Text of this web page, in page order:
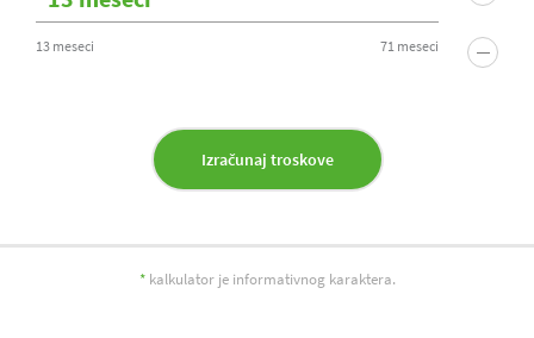
13 meseci 71 meseci
Izračunaj troskove
*kalkulator je informativnog karaktera.